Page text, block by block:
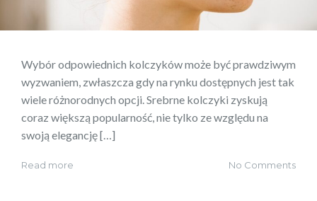
Wybór odpowiednich kolczyków może być prawdziwym
wyzwaniem, zwłaszcza gdy na rynku dostępnych jest tak
wiele różnorodnych opcji. Srebrne kolczyki zyskują
coraz większą popularność, nie tylko ze względu na
swoją elegancję […]
Read more No Comments